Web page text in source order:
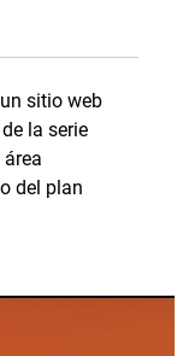
sitio web
la serie
del plan